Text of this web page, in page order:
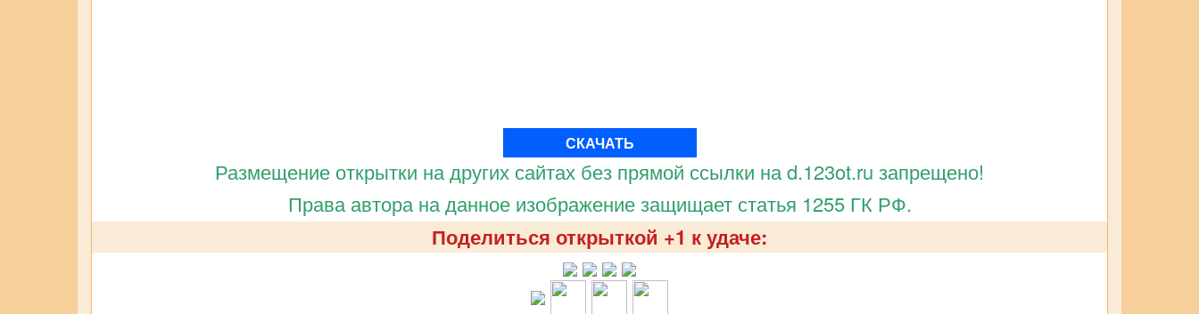
СКАЧАТЬ
Размещение открытки на других сайтах без прямой ссылки на d.123ot.ru запрещено!
Права автора на данное изображение защищает статья 1255 ГК РФ.
Поделиться открыткой +1 к удаче: